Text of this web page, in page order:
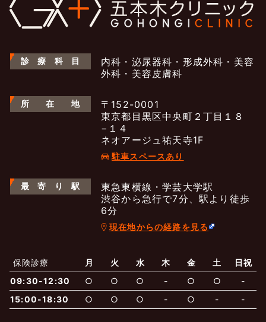
当院からのお知らせ
はじめての方へ
保険での診療
よくあるご質問
一般診療 美容診療
診 療 科 目
内科・泌尿器科・形成外科・美容
外科・美容皮膚科
所 在 地
〒152-0001
東京都目黒区中央町２丁目１８
−１４
ネオアージュ祐天寺1F
駐車スペースあり
最 寄 り 駅
東急東横線・学芸大学駅
渋谷から急行で7分、駅より徒歩
6分
現在地からの経路を見る
保険診療 月 火 水 木 金 土
日祝
09:30-12:30
○ ○ ○ - ○ ○
-
15:00-18:30
○ ○ ○ - ○ - -